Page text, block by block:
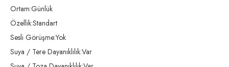
Ortam:Günlük
Özellik:Standart
Sesli Görüşme:Yok
Suya / Tere Dayanıklılık:Var